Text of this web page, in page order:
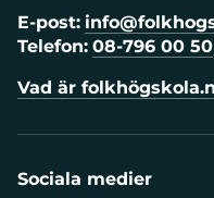
E-post:
Telefon: 08-796 00 50
Vad är
Sociala medier